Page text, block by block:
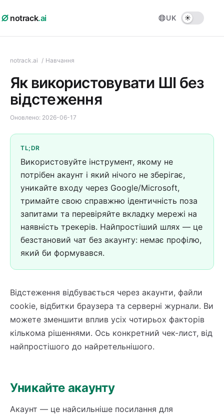
notrack.ai UK
notrack.ai / Навчання
Як використовувати ШІ без
відстеження
Оновлено: 2026-06-17
TL;DR
Використовуйте інструмент, якому не
потрібен акаунт і який нічого не зберігає,
уникайте входу через Google/Microsoft,
тримайте свою справжню ідентичність поза
запитами та перевіряйте вкладку мережі на
наявність трекерів. Найпростіший шлях — це
безстановий чат без акаунту: немає профілю,
який би формувався.
Відстеження відбувається через акаунти, файли
cookie, відбитки браузера та серверні журнали. Ви
можете зменшити вплив усіх чотирьох факторів
кількома рішеннями. Ось конкретний чек-лист, від
найпростішого до найретельнішого.
Уникайте акаунту
Акаунт — це найсильніше посилання для